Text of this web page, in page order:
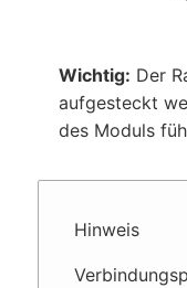
Wichtig: Der
aufgesteckt
des Moduls
Hinweis